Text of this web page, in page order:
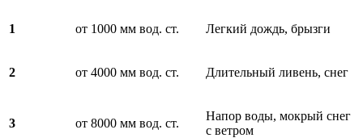
1 от 1000 мм вод. ст. Легкий дождь, брызги
2 от 4000 мм вод. ст. Длительный ливень, снег
3 от 8000 мм вод. ст.
Напор воды, мокрый снег
с ветром